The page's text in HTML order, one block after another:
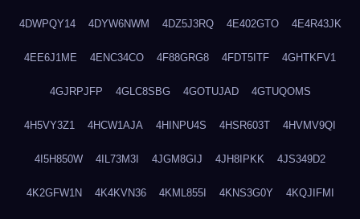
4DWPQY14 4DYW6NWM 4DZ5J3RQ 4E402GTO 4E4R43JK
4EE6J1ME 4ENC34CO 4F88GRG8 4FDT5ITF 4GHTKFV1
4GJRPJFP 4GLC8SBG 4GOTUJAD 4GTUQOMS
4H5VY3Z1 4HCW1AJA 4HINPU4S 4HSR603T 4HVMV9QI
4I5H850W 4IL73M3I 4JGM8GIJ 4JH8IPKK 4JS349D2
4K2GFW1N 4K4KVN36 4KML855I 4KNS3G0Y 4KQJIFMI